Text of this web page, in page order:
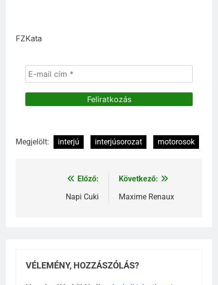
FZKata
Megjelölt: interjú interjúsorozat motorosok
Bejegyzés
navigáció
Előző:
Napi Cuki
Következő:
Maxime Renaux
VÉLEMÉNY, HOZZÁSZÓLÁS?